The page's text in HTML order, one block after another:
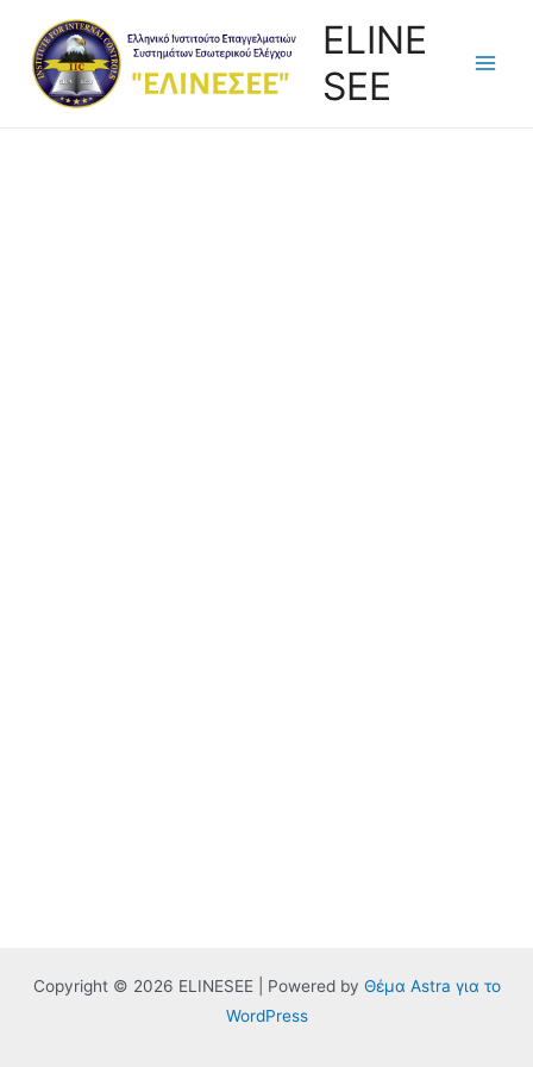
ELINE
SEE
Copyright © 2026 ELINESEE | Powered by Θέμα Astra για το
WordPress